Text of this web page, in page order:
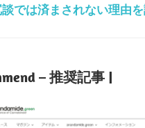
では済まされない理由
– 推奨記事 |